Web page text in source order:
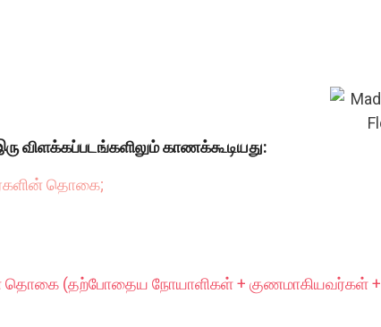
விளக்கப்படங்களிலும் காணக்கூடியது:
தொகை;
தொகை (தற்போதைய நோயாளிகள் + குணமாகியவர்கள் +